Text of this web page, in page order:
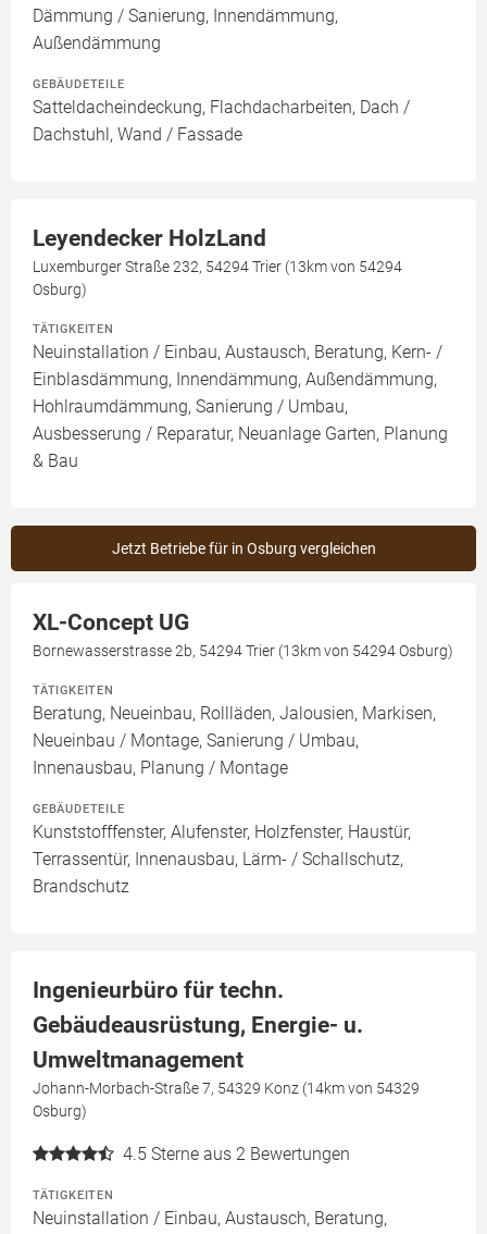
Dämmung / Sanierung, Innendämmung,
Außendämmung
GEBÄUDETEILE
Satteldacheindeckung, Flachdacharbeiten, Dach /
Dachstuhl, Wand / Fassade
Leyendecker HolzLand
Luxemburger Straße 232, 54294 Trier (13km von 54294
Osburg)
TÄTIGKEITEN
Neuinstallation / Einbau, Austausch, Beratung, Kern- /
Einblasdämmung, Innendämmung, Außendämmung,
Hohlraumdämmung, Sanierung / Umbau,
Ausbesserung / Reparatur, Neuanlage Garten, Planung
& Bau
Jetzt Betriebe für in Osburg vergleichen
XL-Concept UG
Bornewasserstrasse 2b, 54294 Trier (13km von 54294 Osburg)
TÄTIGKEITEN
Beratung, Neueinbau, Rollläden, Jalousien, Markisen,
Neueinbau / Montage, Sanierung / Umbau,
Innenausbau, Planung / Montage
GEBÄUDETEILE
Kunststofffenster, Alufenster, Holzfenster, Haustür,
Terrassentür, Innenausbau, Lärm- / Schallschutz,
Brandschutz
Ingenieurbüro für techn.
Gebäudeausrüstung, Energie- u.
Umweltmanagement
Johann-Morbach-Straße 7, 54329 Konz (14km von 54329
Osburg)
4.5 Sterne aus 2 Bewertungen
TÄTIGKEITEN
Neuinstallation / Einbau, Austausch, Beratung,